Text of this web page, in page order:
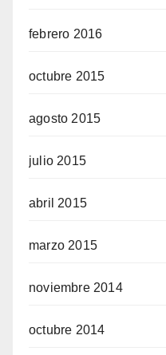
febrero 2016
octubre 2015
agosto 2015
julio 2015
abril 2015
marzo 2015
noviembre 2014
octubre 2014